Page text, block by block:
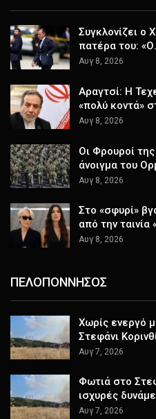
Συγκλονίζει ο
πατέρα του:
Αυγ 8, 2026
Αραγτσί: Η
«πολύ κοντά»
Αυγ 8, 2026
Οι Φρουροί
άνοιγμα του
Αυγ 8, 2026
Στο «σφυρί»
από την ταινία
Αυγ 8, 2026
ΠΕΛΟΠΟΝΝΗΣΟΣ
Χωρίς ενεργό
Στεφάνι
Αυγ 7, 2026
Φωτιά στο
ισχυρές
Αυγ 7, 2026